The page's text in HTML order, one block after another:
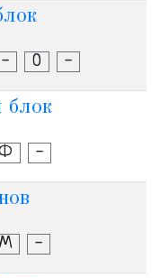
- О -
блок
-
М -